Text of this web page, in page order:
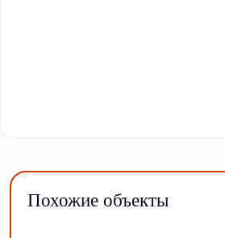
Похожие объекты